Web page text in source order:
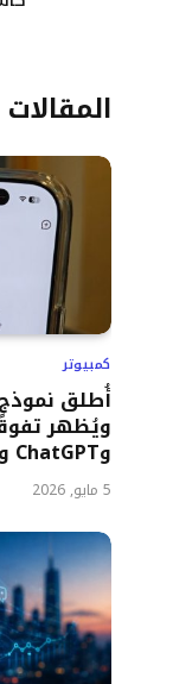
المقالات
كمبيوتر
وChatGPT وClaude.
5 مايو, 2026